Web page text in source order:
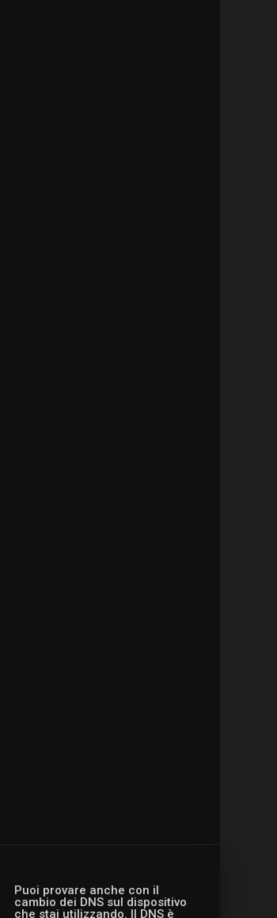
Puoi provare anche con il
cambio dei DNS sul dispositivo
che stai utilizzando. Il DNS è